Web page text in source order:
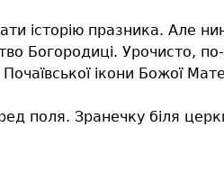
історію празника. Але
Богородиці. Урочисто,
ікони Божої
поля. Зранечку біля